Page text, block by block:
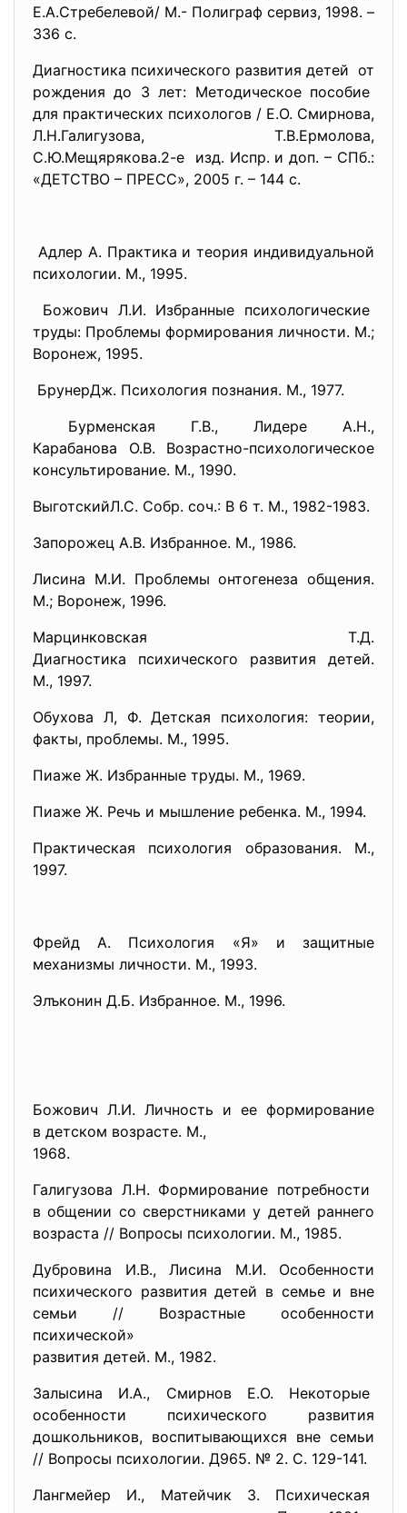
Е.А.Стребелевой/ М.- Полиграф сервиз, 1998. –
336 с.
Диагностика психического развития детей от
рождения до 3 лет: Методическое пособие
для практических психологов / Е.О. Смирнова,
Л.Н.Галигузова, Т.В.Ермолова,
С.Ю.Мещярякова.2-е изд. Испр. и доп. – СПб.:
«ДЕТСТВО – ПРЕСС», 2005 г. – 144 с.
Адлер А. Практика и теория индивидуальной
психологии. М., 1995.
Божович Л.И. Избранные психологические
труды: Проблемы формирования личности. М.;
Воронеж, 1995.
БрунерДж. Психология познания. М., 1977.
Бурменская Г.В., Лидере А.Н.,
Карабанова О.В. Возрастно-психологическое
консультирование. М., 1990.
ВыготскийЛ.С. Собр. соч.: В 6 т. М., 1982-1983.
Запорожец А.В. Избранное. М., 1986.
Лисина М.И. Проблемы онтогенеза общения.
М.; Воронеж, 1996.
Марцинковская Т.Д.
Диагностика психического развития детей.
М., 1997.
Обухова Л, Ф. Детская психология: теории,
факты, проблемы. М., 1995.
Пиаже Ж. Избранные труды. М., 1969.
Пиаже Ж. Речь и мышление ребенка. М., 1994.
Практическая психология образования. М.,
1997.
Фрейд А. Психология «Я» и защитные
механизмы личности. М., 1993.
Элъконин Д.Б. Избранное. М., 1996.
Божович Л.И. Личность и ее формирование
в детском возрасте. М.,
1968.
Галигузова Л.Н. Формирование потребности
в общении со сверстниками у детей раннего
возраста // Вопросы психологии. М., 1985.
Дубровина И.В., Лисина М.И. Особенности
психического развития детей в семье и вне
семьи // Возрастные особенности
психической»
развития детей. М., 1982.
Залысина И.А., Смирнов Е.О. Некоторые
особенности психического развития
дошкольников, воспитывающихся вне семьи
// Вопросы психологии. Д965. № 2. С. 129-141.
Лангмейер И., Матейчик 3. Психическая